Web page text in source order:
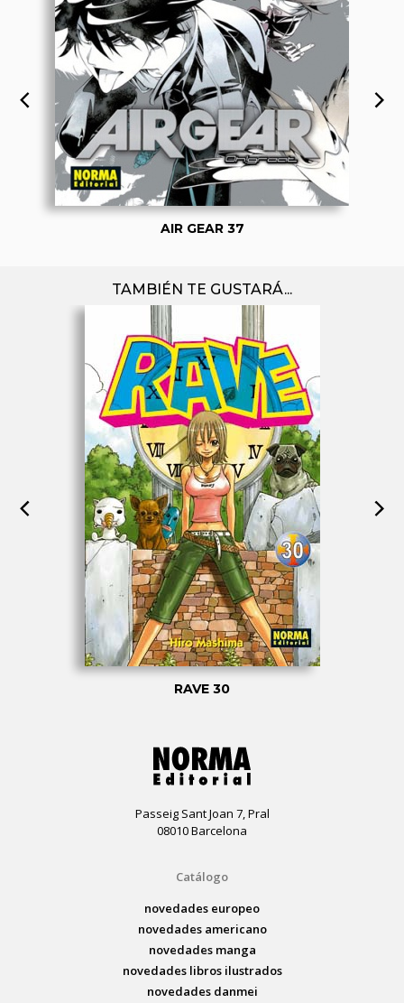
AIR GEAR 37
TAMBIÉN TE GUSTARÁ...
RAVE 30
Passeig Sant Joan 7, Pral
08010 Barcelona
Catálogo
novedades europeo
novedades americano
novedades manga
novedades libros ilustrados
novedades danmei